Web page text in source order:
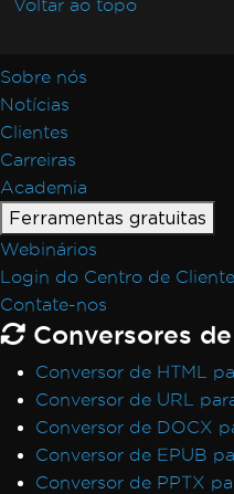
Voltar ao topo
Sobre nós
Notícias
Clientes
Carreiras
Academia
Ferramentas gratuitas
Webinários
Login do Centro de
Contate-nos
Conversores
Conversor de HTML
Conversor de URL
Conversor de DOCX
Conversor de EPUB
Conversor de PPTX